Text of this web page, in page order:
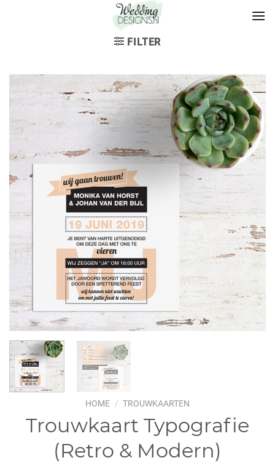
FILTER
HOME / TROUWKAARTEN
Trouwkaart Typografie
(Retro & Modern)